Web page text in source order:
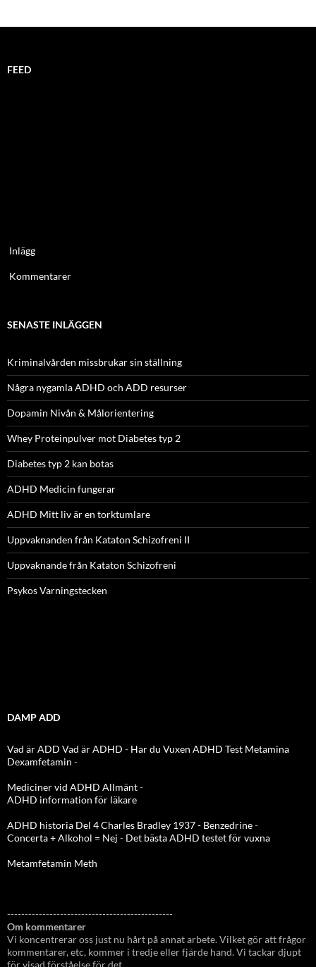
FEED
Inlägg
Kommentarer
SENASTE INLÄGGEN
Kriminalvården missbrukar sin ställning
Några nygamla ADHD och ADD resurser
Dopamin Nivån & Målorientering
Whey Proteinpulver mot Diabetes typ 2
Diabetes typ 2 kan botas
ADHD Medicin fungerar
ADHD Mitt liv är en torktumlare
Uppvaknanden från Kataton Schizofreni II
Uppvaknande från Kataton Schizofreni
Psykos Varningstecken
DAMP ADD
Vad är ADD Vad är ADHD - Har du Vuxen ADHD Test Metamina
Dexamfetamin -
Mediciner vid ADHD Allmänt-
ADHD information för läkare
ADHD historia Del 4 Charles Bradley 1937 - Benzedrine-
Concerta + Alkohol = Nej - Det bästa ADHD testet för vuxna
Metamfetamin Meth
-----------------------------------------------
Om kommentarer
Vi koncentrerar oss just nu hårt på annat arbete. Vilket gör att frågor
kommentarer, etc, kommer i tredje eller fjärde hand. Vi tackar djupt
för visad förståelse för det.